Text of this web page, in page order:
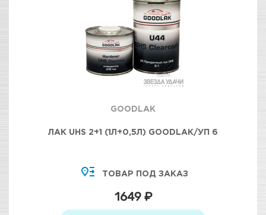
GOODLAK
ЛАК UHS 2+1 (1Л+0,5Л) GOODLAK/УП 6
ТОВАР ПОД ЗАКАЗ
1649 ₽